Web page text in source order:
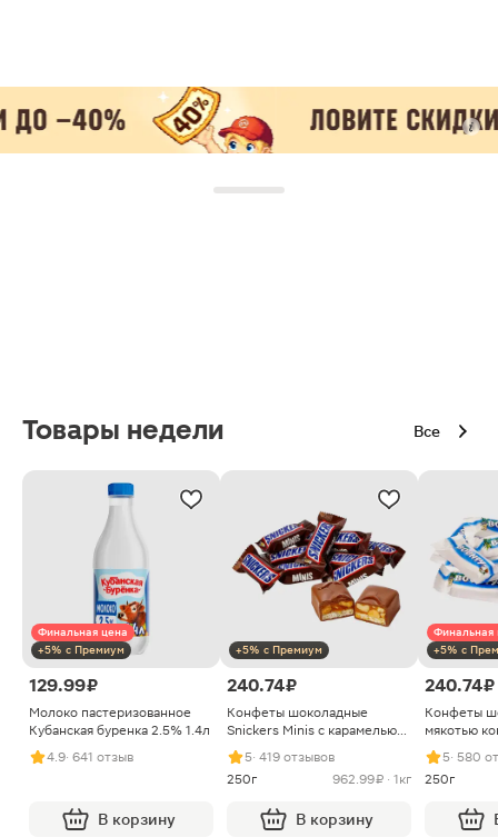
Товары недели Все
Финальная цена
+5% с Премиум
129.99 ₽
Молоко пастеризованное
Кубанская буренка 2.5% 1.4л
4.9· 641 отзыв
В корзину
+5% с Премиум
240.74 ₽
Конфеты шоколадные
Snickers Minis с карамелью
арахисом и нугой
5· 419 отзывов
250г
962.99 ₽ · 1кг
В корзину
Финальная
+5% с
240.74 ₽
Конфеты
мякотью
5· 580
250г